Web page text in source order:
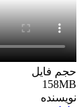
حجم فایل
158MB
نویسنده